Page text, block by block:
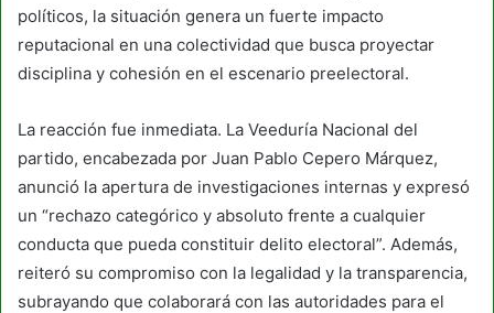
políticos, la situación genera un fuerte impacto
reputacional en una colectividad que busca proyectar
disciplina y cohesión en el escenario preelectoral.
La reacción fue inmediata. La Veeduría Nacional del
partido, encabezada por Juan Pablo Cepero Márquez,
anunció la apertura de investigaciones internas y expresó
un “rechazo categórico y absoluto frente a cualquier
conducta que pueda constituir delito electoral”. Además,
reiteró su compromiso con la legalidad y la transparencia,
subrayando que colaborará con las autoridades para el